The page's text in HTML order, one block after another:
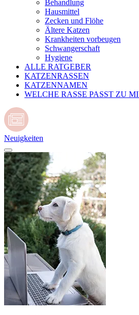
Behandlung
Hausmittel
Zecken und Flöhe
Ältere Katzen
Krankheiten vorbeugen
Schwangerschaft
Hygiene
ALLE RATGEBER
KATZENRASSEN
KATZENNAMEN
WELCHE RASSE PASST ZU
Neuigkeiten